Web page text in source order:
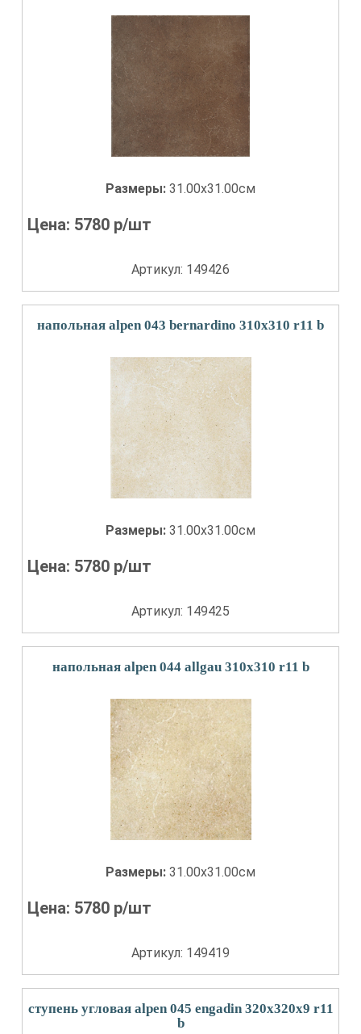
Размеры: 31.00x31.00см
Цена: 5780 р/шт
Артикул: 149426
напольная alpen 043 bernardino 310x310 r11 b
Размеры: 31.00x31.00см
Цена: 5780 р/шт
Артикул: 149425
напольная alpen 044 allgau 310x310 r11 b
Размеры: 31.00x31.00см
Цена: 5780 р/шт
Артикул: 149419
ступень угловая alpen 045 engadin 320x320x9 r11
b